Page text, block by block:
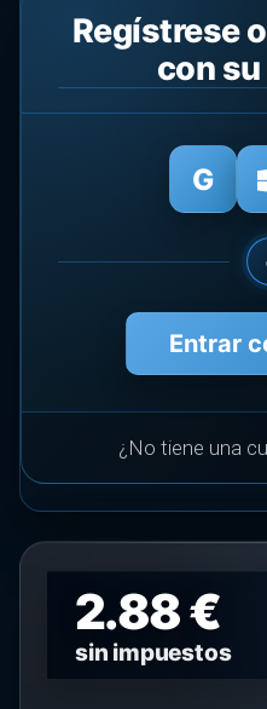
Regístrese
con
Entrar
¿No tiene una
2.88 €
sin impuestos